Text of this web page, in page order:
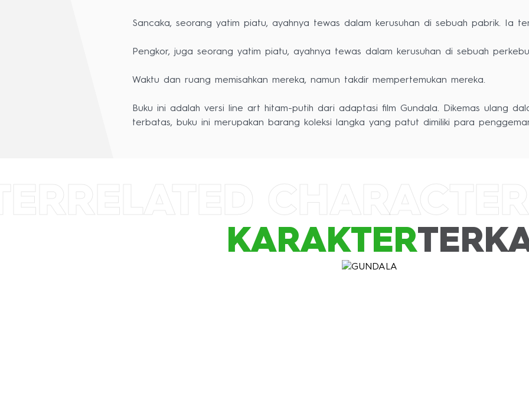
Sancaka, seorang yatim piatu, ayahnya tewas dalam kerusuhan di sebuah pabrik. Ia
Pengkor, juga seorang yatim piatu, ayahnya tewas dalam kerusuhan di sebuah
Waktu dan ruang memisahkan mereka, namun takdir mempertemukan mereka.
Buku ini adalah versi line art hitam-putih dari adaptasi film Gundala. Dikemas ulang
RELATED CHARACTER
KARAKTER